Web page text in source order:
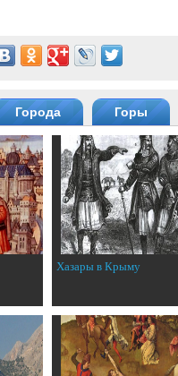
Города Горы
Хазары в Крыму